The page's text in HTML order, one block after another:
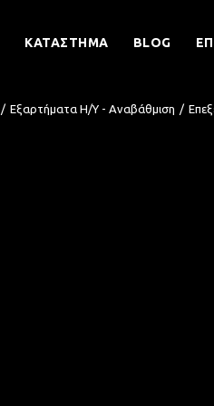
ΚΑΤΆΣΤΗΜΑ BLOG
Εξαρτήματα Η/Υ - Αναβάθμιση